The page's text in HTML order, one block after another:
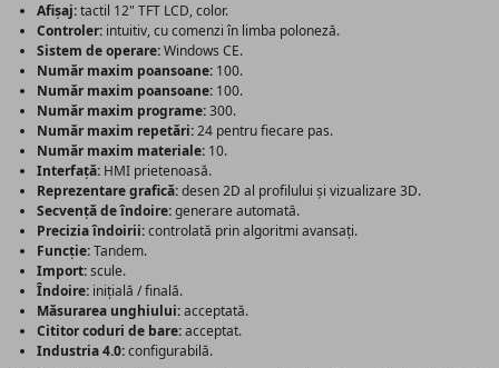
Afișaj:tactil 12" TFT LCD, color.
Controler: intuitiv, cu comenzi în limba poloneză.
Sistem de operare:Windows CE.
Număr maxim poansoane: 100.
Număr maxim poansoane: 100.
Număr maxim programe:300.
Număr maxim repetări:24 pentru fiecare pas.
Număr maxim materiale: 10.
Interfață: HMI prietenoasă.
Reprezentare grafică:desen 2D al profilului și vizualizare 3D.
Secvență de îndoire:generare automată.
Precizia îndoirii:controlată prin algoritmi avansați.
Funcție:Tandem.
Import:scule.
Îndoire: inițială / finală.
Măsurarea unghiului:acceptată.
Cititor coduri de bare:acceptat.
Industria 4.0:configurabilă.